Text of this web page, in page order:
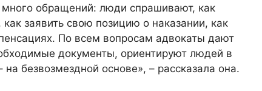
обращений: люди спрашивают, как
заявить свою позицию о наказании, как
По всем вопросам адвокаты дают
документы, ориентируют людей в
безвозмездной основе», – рассказала она.